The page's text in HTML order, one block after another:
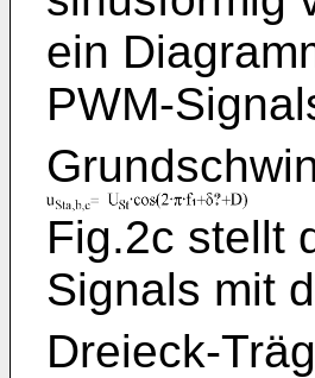
ein
PWM-
Fig.2c stellt
Signals mit
Dreieck-